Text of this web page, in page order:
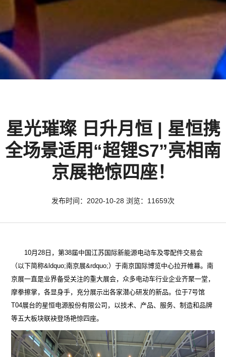
星光璀璨 日升月恒 | 星恒携
全场景适用“超锂S7”亮相南
京展艳惊四座！
发布时间：2020-10-28 浏览：11659次
10月28日，第38届中国江苏国际新能源电动车及零配件交易会
（以下简称&ldquo;南京展&rdquo;）于南京国际博览中心拉开帷幕。南
京展一直是业界备受关注的重大展会，众多电动车行业企业齐聚一堂，
摩拳擦掌，各显身手，充分展示出各家潜心研发的新品。位于7号馆
T04展台的星恒电源股份有限公司，以技术、产品、服务、制造和品牌
等五大板块联袂登场艳惊四座。